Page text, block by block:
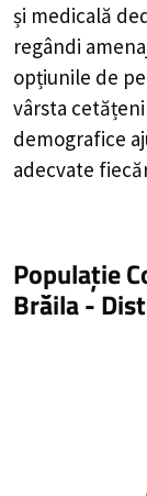
și medicală
regândi
opțiunile de
vârsta
demografice
adecvate
Populație
Brăila-